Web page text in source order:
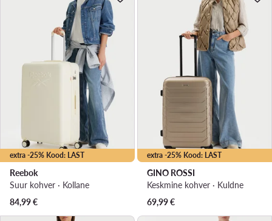
extra -25% Kood: LAST
Reebok
Suur kohver · Kollane
84,99€
extra -25% Kood: LAST
GINO ROSSI
Keskmine kohver · Kuldne
69,99€